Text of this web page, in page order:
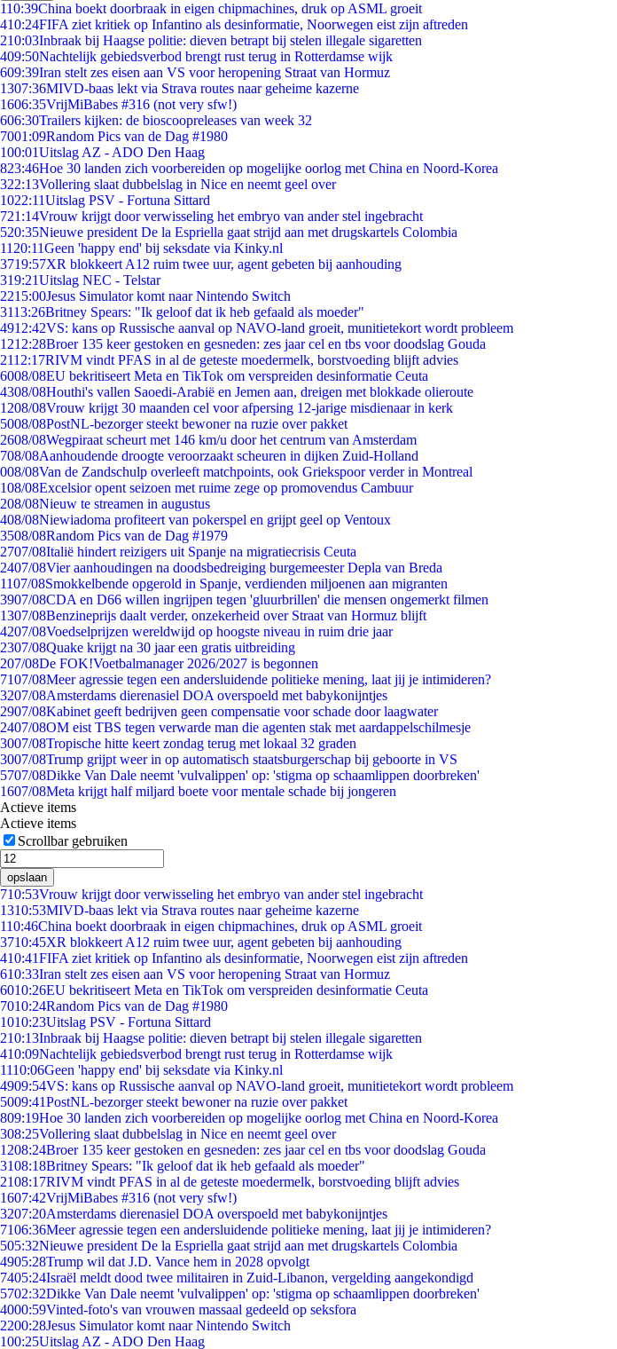
110:39China boekt doorbraak in eigen chipmachines, druk op ASML groeit
410:24FIFA ziet kritiek op Infantino als desinformatie, Noorwegen eist zijn aftreden
210:03Inbraak bij Haagse politie: dieven betrapt bij stelen illegale sigaretten
409:50Nachtelijk gebiedsverbod brengt rust terug in Rotterdamse wijk
609:39Iran stelt zes eisen aan VS voor heropening Straat van Hormuz
1307:36MIVD-baas lekt via Strava routes naar geheime kazerne
1606:35VrijMiBabes #316 (not very sfw!)
606:30Trailers kijken: de bioscoopreleases van week 32
7001:09Random Pics van de Dag #1980
100:01Uitslag AZ - ADO Den Haag
823:46Hoe 30 landen zich voorbereiden op mogelijke oorlog met China en Noord-Korea
322:13Vollering slaat dubbelslag in Nice en neemt geel over
1022:11Uitslag PSV - Fortuna Sittard
721:14Vrouw krijgt door verwisseling het embryo van ander stel ingebracht
520:35Nieuwe president De la Espriella gaat strijd aan met drugskartels Colombia
11 20:11Geen 'happy end' bij seksdate via Kinky.nl
3719:57XR blokkeert A12 ruim twee uur, agent gebeten bij aanhouding
319:21Uitslag NEC - Telstar
2215:00Jesus Simulator komt naar Nintendo Switch
3113:26Britney Spears: "Ik geloof dat ik heb gefaald als moeder"
4912:42VS: kans op Russische aanval op NAVO-land groeit, munitietekort wordt probleem
1212:28Broer 135 keer gestoken en gesneden: zes jaar cel en tbs voor doodslag Gouda
2112:17RIVM vindt PFAS in al de geteste moedermelk, borstvoeding blijft advies
6008/08EU bekritiseert Meta en TikTok om verspreiden desinformatie Ceuta
4308/08Houthi's vallen Saoedi-Arabië en Jemen aan, dreigen met blokkade olieroute
1208/08Vrouw krijgt 30 maanden cel voor afpersing 12-jarige misdienaar in kerk
5008/08PostNL-bezorger steekt bewoner na ruzie over pakket
2608/08Wegpiraat scheurt met 146 km/u door het centrum van Amsterdam
708/08Aanhoudende droogte veroorzaakt scheuren in dijken Zuid-Holland
008/08Van de Zandschulp overleeft matchpoints, ook Griekspoor verder in Montreal
108/08Excelsior opent seizoen met ruime zege op promovendus Cambuur
208/08Nieuw te streamen in augustus
408/08Niewiadoma profiteert van pokerspel en grijpt geel op Ventoux
3508/08Random Pics van de Dag #1979
2707/08Italië hindert reizigers uit Spanje na migratiecrisis Ceuta
2407/08Vier aanhoudingen na doodsbedreiging burgemeester Depla van Breda
1107/08Smokkelbende opgerold in Spanje, verdienden miljoenen aan migranten
3907/08CDA en D66 willen ingrijpen tegen 'gluurbrillen' die mensen ongemerkt filmen
1307/08Benzineprijs daalt verder, onzekerheid over Straat van Hormuz blijft
4207/08Voedselprijzen wereldwijd op hoogste niveau in ruim drie jaar
2307/08Quake krijgt na 30 jaar een gratis uitbreiding
207/08De FOK!Voetbalmanager 2026/2027 is begonnen
7107/08Meer agressie tegen een andersluidende politieke mening, laat jij je intimideren?
3207/08Amsterdams dierenasiel DOA overspoeld met babykonijntjes
2907/08Kabinet geeft bedrijven geen compensatie voor schade door laagwater
2407/08OM eist TBS tegen verwarde man die agenten stak met aardappelschilmesje
3007/08Tropische hitte keert zondag terug met lokaal 32 graden
3007/08Trump grijpt weer in op automatisch staatsburgerschap bij geboorte in VS
5707/08Dikke Van Dale neemt 'vulvalippen' op: 'stigma op schaamlippen doorbreken'
1607/08Meta krijgt half miljard boete voor mentale schade bij jongeren
Actieve items
Actieve items
Scrollbar gebruiken
opslaan
710:53Vrouw krijgt door verwisseling het embryo van ander stel ingebracht
1310:53MIVD-baas lekt via Strava routes naar geheime kazerne
110:46China boekt doorbraak in eigen chipmachines, druk op ASML groeit
3710:45XR blokkeert A12 ruim twee uur, agent gebeten bij aanhouding
410:41FIFA ziet kritiek op Infantino als desinformatie, Noorwegen eist zijn aftreden
610:33Iran stelt zes eisen aan VS voor heropening Straat van Hormuz
6010:26EU bekritiseert Meta en TikTok om verspreiden desinformatie Ceuta
7010:24Random Pics van de Dag #1980
1010:23Uitslag PSV - Fortuna Sittard
210:13Inbraak bij Haagse politie: dieven betrapt bij stelen illegale sigaretten
410:09Nachtelijk gebiedsverbod brengt rust terug in Rotterdamse wijk
1110:06Geen 'happy end' bij seksdate via Kinky.nl
4909:54VS: kans op Russische aanval op NAVO-land groeit, munitietekort wordt probleem
5009:41PostNL-bezorger steekt bewoner na ruzie over pakket
809:19Hoe 30 landen zich voorbereiden op mogelijke oorlog met China en Noord-Korea
308:25Vollering slaat dubbelslag in Nice en neemt geel over
1208:24Broer 135 keer gestoken en gesneden: zes jaar cel en tbs voor doodslag Gouda
3108:18Britney Spears: "Ik geloof dat ik heb gefaald als moeder"
2108:17RIVM vindt PFAS in al de geteste moedermelk, borstvoeding blijft advies
1607:42VrijMiBabes #316 (not very sfw!)
3207:20Amsterdams dierenasiel DOA overspoeld met babykonijntjes
7106:36Meer agressie tegen een andersluidende politieke mening, laat jij je intimideren?
505:32Nieuwe president De la Espriella gaat strijd aan met drugskartels Colombia
4905:28Trump wil dat J.D. Vance hem in 2028 opvolgt
7405:24Israël meldt dood twee militairen in Zuid-Libanon, vergelding aangekondigd
5702:32Dikke Van Dale neemt 'vulvalippen' op: 'stigma op schaamlippen doorbreken'
4000:59Vinted-foto's van vrouwen massaal gedeeld op seksfora
2200:28Jesus Simulator komt naar Nintendo Switch
100:25Uitslag AZ - ADO Den Haag